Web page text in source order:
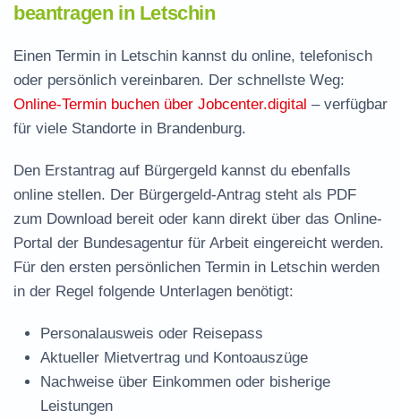
beantragen in Letschin
Einen Termin in Letschin kannst du online, telefonisch
oder persönlich vereinbaren. Der schnellste Weg:
Online-Termin buchen über Jobcenter.digital – verfügbar
für viele Standorte in Brandenburg.
Den Erstantrag auf Bürgergeld kannst du ebenfalls
online stellen. Der Bürgergeld-Antrag steht als PDF
zum Download bereit oder kann direkt über das Online-
Portal der Bundesagentur für Arbeit eingereicht werden.
Für den ersten persönlichen Termin in Letschin werden
in der Regel folgende Unterlagen benötigt:
Personalausweis oder Reisepass
Aktueller Mietvertrag und Kontoauszüge
Nachweise über Einkommen oder bisherige
Leistungen